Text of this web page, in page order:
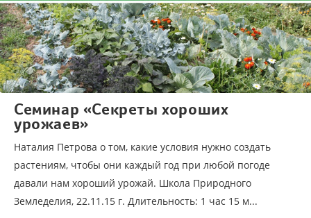
Семинар «Секреты хороших
урожаев»
Наталия Петрова о том, какие условия нужно создать
растениям, чтобы они каждый год при любой погоде
давали нам хороший урожай. Школа Природного
Земледелия, 22.11.15 г. Длительность: 1 час 15 м...